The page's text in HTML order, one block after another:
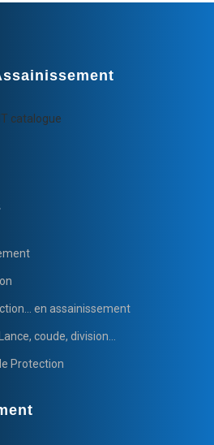
en assainissement
coude, division...
Protection